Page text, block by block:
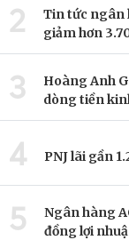
2
Tin tức ngân
giảm hơn
3
Hoàng Anh
dòng tiền
4 PNJ lãi gần
5
Ngân hàng
đồng lợi